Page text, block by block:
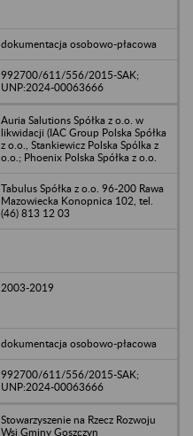
dokumentacja osobowo-płacowa
992700/611/556/2015-SAK;
UNP:2024-00063666
Auria Salutions Spółka z o.o. w
likwidacji (IAC Group Polska Spółka
z o.o., Stankiewicz Polska Spólka z
o.o.; Phoenix Polska Spółka z o.o.
Tabulus Spółka z o.o. 96-200 Rawa
Mazowiecka Konopnica 102, tel.
(46) 813 12 03
2003-2019
dokumentacja osobowo-płacowa
992700/611/556/2015-SAK;
UNP:2024-00063666
Stowarzyszenie na Rzecz Rozwoju
Wsi Gminy Goszczyn